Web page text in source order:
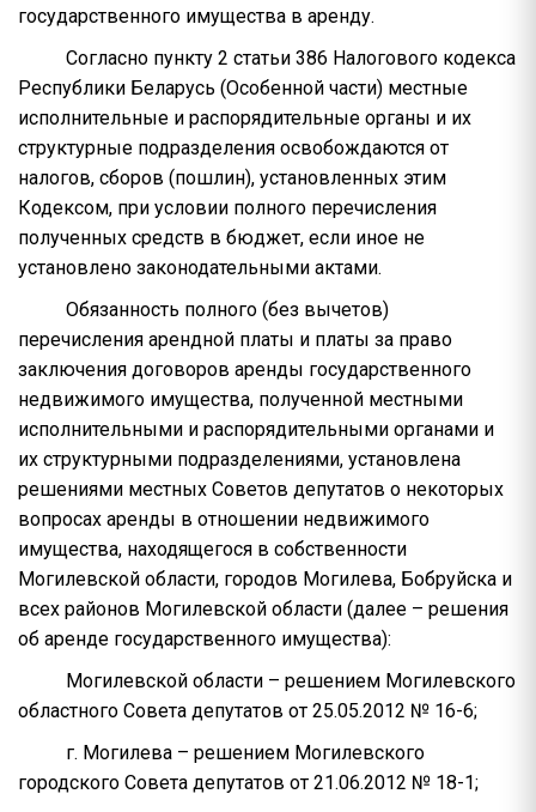
государственного имущества в аренду.
Согласно пункту 2 статьи 386 Налогового кодекса
Республики Беларусь (Особенной части) местные
исполнительные и распорядительные органы и их
структурные подразделения освобождаются от
налогов, сборов (пошлин), установленных этим
Кодексом, при условии полного перечисления
полученных средств в бюджет, если иное не
установлено законодательными актами.
Обязанность полного (без вычетов)
перечисления арендной платы и платы за право
заключения договоров аренды государственного
недвижимого имущества, полученной местными
исполнительными и распорядительными органами и
их структурными подразделениями, установлена
решениями местных Советов депутатов о некоторых
вопросах аренды в отношении недвижимого
имущества, находящегося в собственности
Могилевской области, городов Могилева, Бобруйска и
всех районов Могилевской области (далее – решения
об аренде государственного имущества):
Могилевской области – решением Могилевского
областного Совета депутатов от 25.05.2012 № 16-6;
г. Могилева – решением Могилевского
городского Совета депутатов от 21.06.2012 № 18-1;